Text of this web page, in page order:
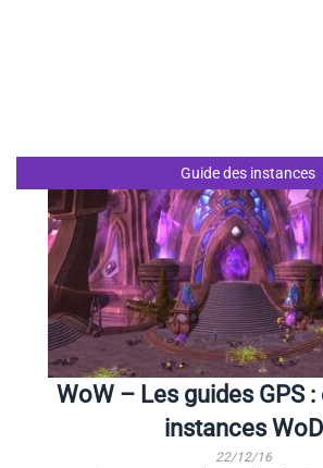
Guide des instances
WoW – Les guides GPS
instances WoD
22/12/16